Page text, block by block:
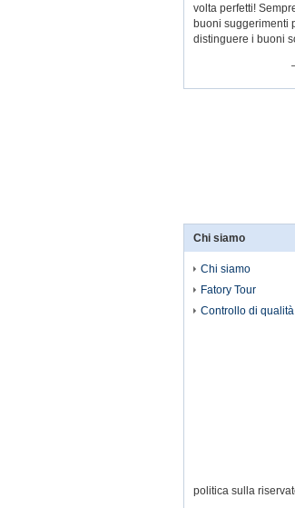
volta perfetti!
buoni suggerimenti
distinguere i buoni
Chi siamo
Chi siamo
Fatory Tour
Controllo di qualità
politica sulla